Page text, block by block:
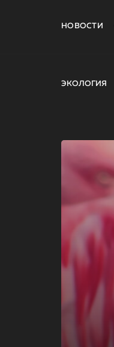
НОВОСТИ
ЭКОЛОГИЯ